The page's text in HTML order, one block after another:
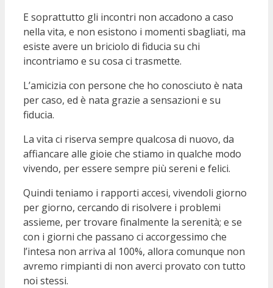
E soprattutto gli incontri non accadono a caso
nella vita, e non esistono i momenti sbagliati, ma
esiste avere un briciolo di fiducia su chi
incontriamo e su cosa ci trasmette.
L’amicizia con persone che ho conosciuto è nata
per caso, ed è nata grazie a sensazioni e su
fiducia.
La vita ci riserva sempre qualcosa di nuovo, da
affiancare alle gioie che stiamo in qualche modo
vivendo, per essere sempre più sereni e felici.
Quindi teniamo i rapporti accesi, vivendoli giorno
per giorno, cercando di risolvere i problemi
assieme, per trovare finalmente la serenità; e se
con i giorni che passano ci accorgessimo che
l’intesa non arriva al 100%, allora comunque non
avremo rimpianti di non averci provato con tutto
noi stessi.